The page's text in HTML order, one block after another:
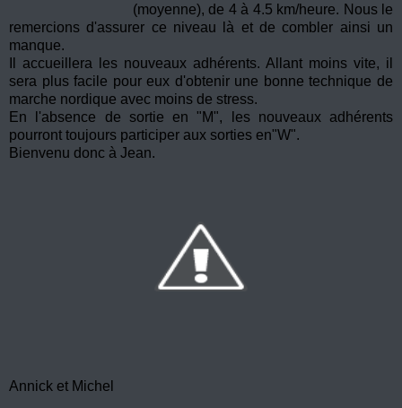
(moyenne), de 4 à 4.5 km/heure. Nous le
remercions d'assurer ce niveau là et de combler ainsi un
manque.
Il accueillera les nouveaux adhérents. Allant moins vite, il
sera plus facile pour eux d'obtenir une bonne technique de
marche nordique avec moins de stress.
En l'absence de sortie en "M", les nouveaux adhérents
pourront toujours participer aux sorties en"W".
Bienvenu donc à Jean.
Annick et Michel